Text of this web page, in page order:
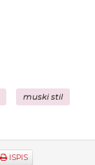
muski stil
ISPIS